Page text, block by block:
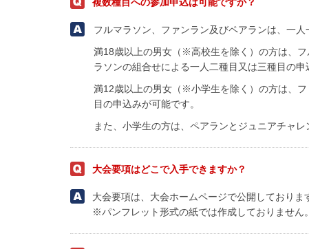
フルマラソン、ファンラン及びペアランは、一人
満18歳以上の男女（※高校生を除く）の方は、
ラソンの組合せによる一人二種目又は三種目の申
満12歳以上の男女（※小学生を除く）の方は、
目の申込みが可能です。
また、小学生の方は、ペアランとジュニアチャ
大会要項はどこで入手できますか？
大会要項は、大会ホームページで公開しておりま
※パンフレット形式の紙では作成しておりません。